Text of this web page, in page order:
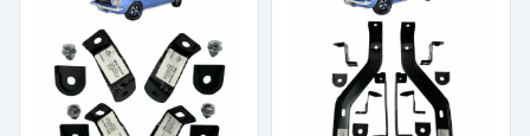
várias
variantes.
As
opções
podem
várias
variantes.
As
opções
podem